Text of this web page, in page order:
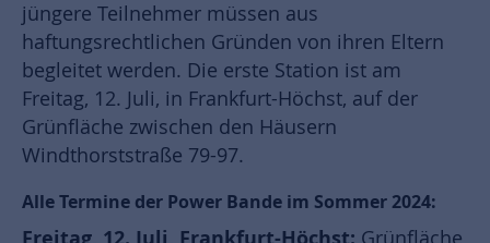
jüngere Teilnehmer müssen aus
haftungsrechtlichen Gründen von ihren Eltern
begleitet werden. Die erste Station ist am
Freitag, 12. Juli, in Frankfurt-Höchst, auf der
Grünfläche zwischen den Häusern
Windthorststraße 79-97.
Alle Termine der Power Bande im Sommer 2024: